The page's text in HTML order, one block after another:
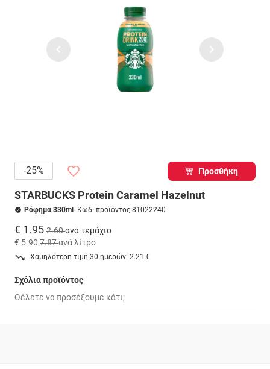
-25% Προσθήκη
STARBUCKS Protein Caramel Hazelnut
Ρόφημα 330ml - Κωδ. προϊόντος 81022240
€ 1.95 2.60ανά τεμάχιο
€ 5.90 7.87ανά λίτρο
Χαμηλότερη τιμή 30 ημερών: 2.21 €
Σχόλια προϊόντος